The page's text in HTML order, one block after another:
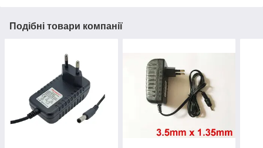
Подібні товари компанії